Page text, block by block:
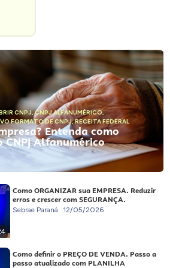
CNPJ,CNPJ ALFANUMÉRICO,
FORMATO DE CNPJ,RECEITA FEDERAL
Entenda como
Alfanumérico
Como ORGANIZAR sua EMPRESA. Reduzir
erros e crescer com SEGURANÇA.
Sebrae Paraná 12/05/2026
Como definir o PREÇO DE VENDA. Passo a
passo atualizado com PLANILHA